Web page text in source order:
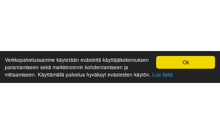
Ok
Verkkopalvelussamme käytetään evästeitä käyttäjäkokemuksen
parantamiseen sekä markkinoinnin kohdentamiseen ja
mittaamiseen. Käyttämällä palvelua hyväksyt evästeiden käytön. Lue lisää